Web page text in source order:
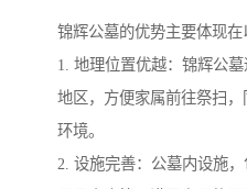
锦辉公墓的优势主要体现在
1. 地理位置优越：锦辉公
地区，方便家属前往祭扫
环境。
2. 设施完善：公墓内设施